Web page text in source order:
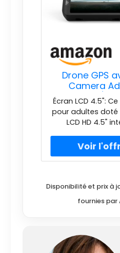
Drone GPS
Camera
Professionnel
Retour
de la Gravité
Écran LCD 4.5":
pour adultes doté
LCD HD 4.5"
appairage
requis. Le drone
pilotage précis
éliminant
connexion
aériennes.
des vidéos et
équivalentes HD.
Disponibilité et prix à
fournies par